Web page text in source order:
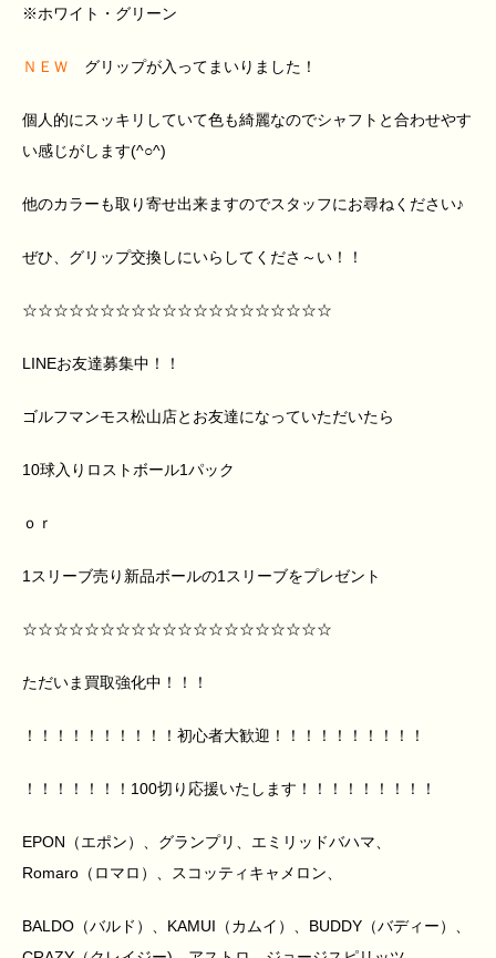
※ホワイト・グリーン
ＮＥＷ グリップが入ってまいりました！
個人的にスッキリしていて色も綺麗なのでシャフトと合わせやす
い感じがします(^○^)
他のカラーも取り寄せ出来ますのでスタッフにお尋ねください♪
ぜひ、グリップ交換しにいらしてくださ～い！！
☆☆☆☆☆☆☆☆☆☆☆☆☆☆☆☆☆☆☆☆
LINEお友達募集中！！
ゴルフマンモス松山店とお友達になっていただいたら
10球入りロストボール1パック
ｏｒ
1スリーブ売り新品ボールの1スリーブをプレゼント
☆☆☆☆☆☆☆☆☆☆☆☆☆☆☆☆☆☆☆☆
ただいま買取強化中！！！
！！！！！！！！！！初心者大歓迎！！！！！！！！！！
！！！！！！！100切り応援いたします！！！！！！！！！
EPON（エポン）、グランプリ、エミリッドバハマ、
Romaro（ロマロ）、スコッティキャメロン、
BALDO（バルド）、KAMUI（カムイ）、BUDDY（バディー）、